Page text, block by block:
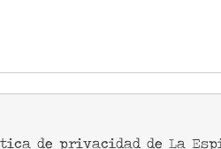
de privacidad de La